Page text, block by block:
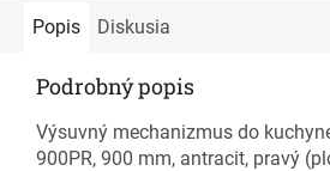
Popis Diskusia
Podrobný popis
Výsuvný mechanizmus do
900PR, 900 mm, antracit, pravý